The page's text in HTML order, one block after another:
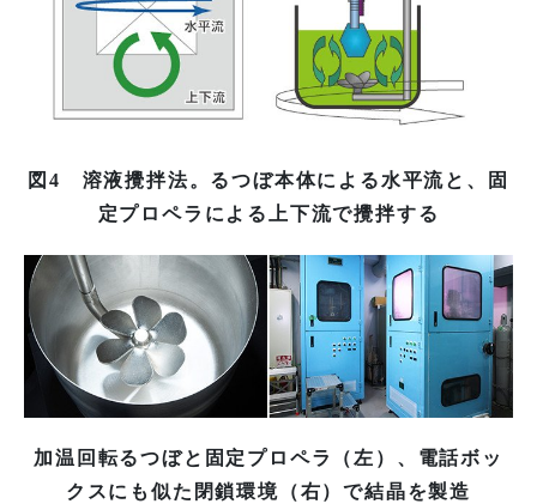
図4 溶液攪拌法。るつぼ本体による水平流と、固
定プロペラによる上下流で攪拌する
加温回転るつぼと固定プロペラ（左）、電話ボッ
クスにも似た閉鎖環境（右）で結晶を製造